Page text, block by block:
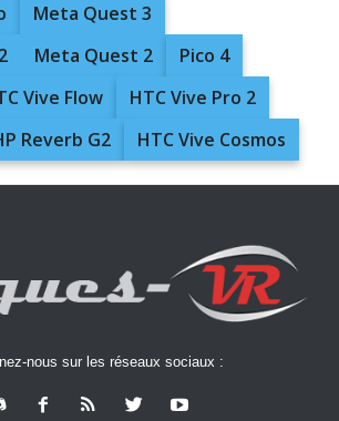
Meta Quest 3
Meta Quest 2
Pico 4
Vive Flow
HTC Vive Pro 2
Reverb G2 HTC Vive Cosmos
nous sur les réseaux sociaux :